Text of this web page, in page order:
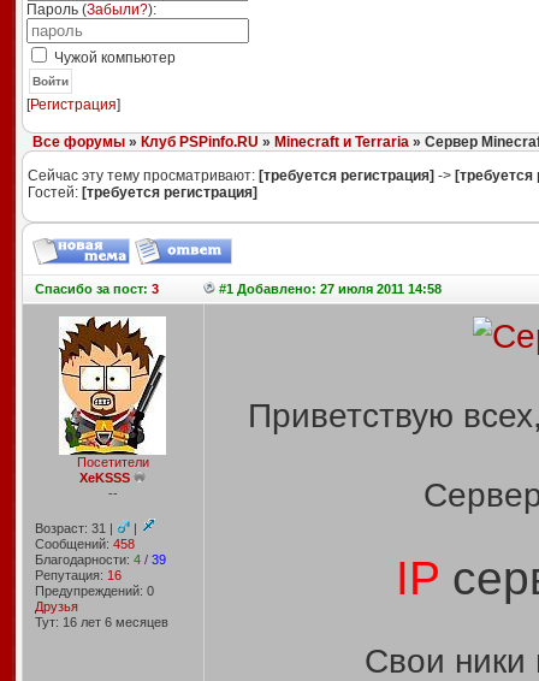
Пароль (Забыли?):
Чужой компьютер
Войти
[Регистрация]
Все форумы» Клуб PSPinfo.RU » Minecraft и Terraria» Сервер
Сейчас эту тему просматривают: [требуется регистрация] -> [требуется
Гостей: [требуется регистрация]
Спасибоза пост: 3 #1 Добавлено: 27 июля 2011 14:58
Посетители
XeKSSS
--
Возраст: 31 |
|
Сообщений: 458
Благодарности: 4/ 39
Репутация: 16
Предупреждений: 0
Друзья
Тут: 16 лет 6 месяцев
Приветствую
IP
Свои